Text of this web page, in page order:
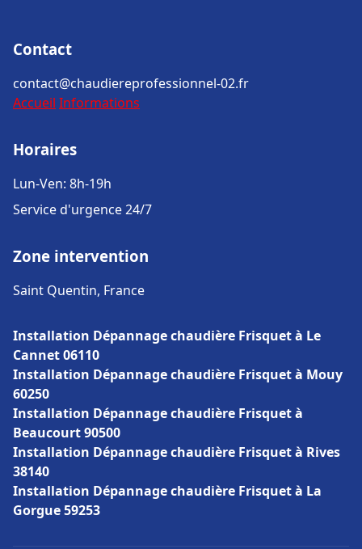
Contact
contact@chaudiereprofessionnel-02.fr
Accueil Informations
Horaires
Lun-Ven: 8h-19h
Service d'urgence 24/7
Zone intervention
Saint Quentin, France
Installation Dépannage chaudière Frisquet à Le
Cannet 06110
Installation Dépannage chaudière Frisquet à Mouy
60250
Installation Dépannage chaudière Frisquet à
Beaucourt 90500
Installation Dépannage chaudière Frisquet à Rives
38140
Installation Dépannage chaudière Frisquet à La
Gorgue 59253